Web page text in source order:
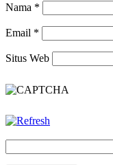
Nama *
Email *
Situs Web